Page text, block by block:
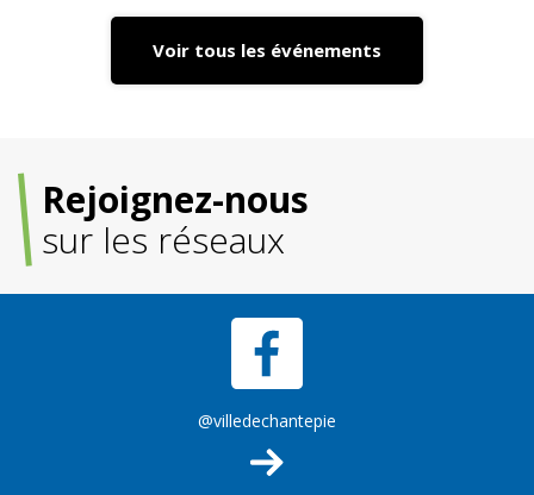
Voir tous les événements
Rejoignez-nous
sur les réseaux
@villedechantepie